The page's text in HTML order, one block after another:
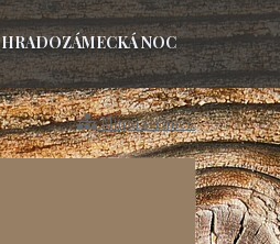
HRADOZÁMECKÁ NOC
Mapa stránek